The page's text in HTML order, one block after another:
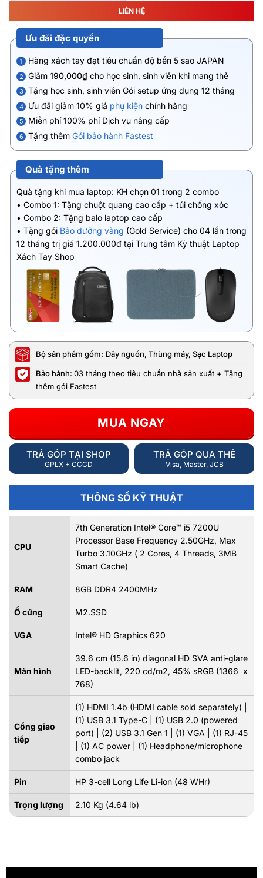
LIÊN HỆ
Ưu đãi đặc quyền
1 Hàng xách tay đạt tiêu chuẩn độ bền 5 sao JAPAN
2 Giảm 190,000₫ cho học sinh, sinh viên khi mang thẻ
3 Tặng học sinh, sinh viên Gói setup ứng dụng 12 tháng
4 Ưu đãi giảm 10% giá phụ kiện chính hãng
5 Miễn phí 100% phí Dịch vụ nâng cấp
6 Tặng thêm Gói bảo hành Fastest
Quà tặng thêm
Quà tặng khi mua laptop: KH chọn 01 trong 2 combo
• Combo 1: Tặng chuột quang cao cấp + túi chống xóc
• Combo 2: Tặng balo laptop cao cấp
• Tặng gói Bảo dưỡng vàng (Gold Service) cho 04 lần trong
12 tháng trị giá 1.200.000đ tại Trung tâm Kỹ thuật Laptop
Xách Tay Shop
Bộ sản phẩm gồm: Dây nguồn, Thùng máy, Sạc Laptop
Bảo hành: 03 tháng theo tiêu chuẩn nhà sản xuất + Tặng
thêm gói Fastest
MUA NGAY
TRẢ GÓP TẠI SHOP
GPLX + CCCD
TRẢ GÓP QUA THẺ
Visa, Master, JCB
THÔNG SỐ KỸ THUẬT
CPU
7th Generation Intel® Core™ i5 7200U
Processor Base Frequency 2.50GHz, Max
Turbo 3.10GHz ( 2 Cores, 4 Threads, 3MB
Smart Cache)
RAM 8GB DDR4 2400MHz
Ổ cứng M2.SSD
VGA Intel® HD Graphics 620
Màn hình
39.6 cm (15.6 in) diagonal HD SVA anti-glare
LED-backlit, 220 cd/m2, 45% sRGB (1366 x
768)
Cổng giao
tiếp
(1) HDMI 1.4b (HDMI cable sold separately) |
(1) USB 3.1 Type-C | (1) USB 2.0 (powered
port) | (2) USB 3.1 Gen 1 | (1) VGA | (1) RJ-45
| (1) AC power | (1) Headphone/microphone
combo jack
Pin HP 3-cell Long Life Li-ion (48 WHr)
Trọng lượng 2.10 Kg (4.64 lb)